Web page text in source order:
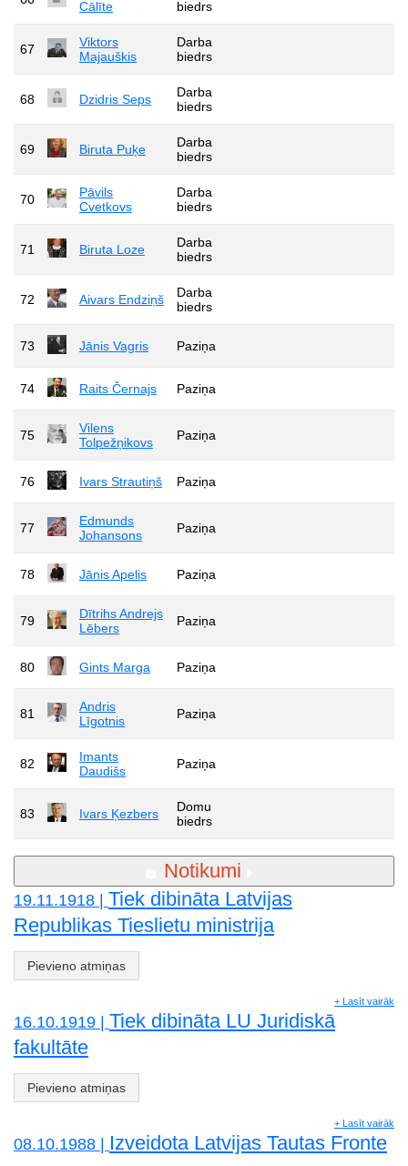
Cālīte biedrs
67
Viktors
Majauškis
Darba
biedrs
68 Dzidris Seps
Darba
biedrs
69 Biruta Puķe
Darba
biedrs
70
Pāvils
Cvetkovs
Darba
biedrs
71 Biruta Loze
Darba
biedrs
72 Aivars Endziņš
Darba
biedrs
73 Jānis Vagris Paziņa
74 Raits Černajs Paziņa
75
Vilens
Tolpežņikovs
Paziņa
76 Ivars Strautiņš Paziņa
77
Edmunds
Johansons
Paziņa
78 Jānis Apelis Paziņa
79
Dītrihs Andrejs
Lēbers
Paziņa
80 Gints Marga Paziņa
81
Andris
Līgotnis
Paziņa
82
Imants
Daudišs
Paziņa
83 Ivars Ķezbers
Domu
biedrs
Notikumi
19.11.1918 | Tiek dibināta Latvijas
Republikas Tieslietu ministrija
Pievieno atmiņas
+ Lasīt vairāk
16.10.1919 | Tiek dibināta LU Juridiskā
fakultāte
Pievieno atmiņas
+ Lasīt vairāk
08.10.1988 | Izveidota Latvijas Tautas Fronte